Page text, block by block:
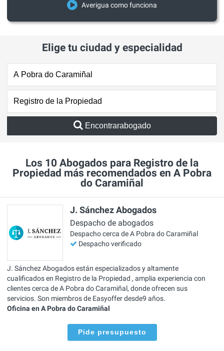
Averigua como funciona
Elige tu ciudad y especialidad
Encontrarabogado
Los 10 Abogados para Registro de la
Propiedad más recomendados en A Pobra
do Caramiñal
J. Sánchez Abogados
Despacho de abogados
Despacho cerca de A Pobra do Caramiñal
Despacho verificado
J. Sánchez Abogados están especializados y altamente
cualificados en Registro de la Propiedad , amplia experiencia con
clientes cerca de A Pobra do Caramiñal, donde ofrecen sus
servicios. Son miembros de Easyoffer desde9 años.
Oficina en A Pobra do Caramiñal
Pide presupuesto